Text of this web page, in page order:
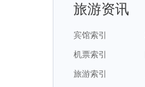
旅游资讯
宾馆索引
机票索引
旅游索引